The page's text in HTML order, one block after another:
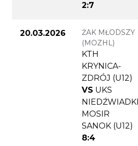
2:7
20.03.2026
ŻAK MŁODSZY
(MOZHL)
KTH
KRYNICA-
ZDRÓJ (U12)
VS UKS
NIEDŹWIADKI
MOSIR
SANOK (U12)
8:4